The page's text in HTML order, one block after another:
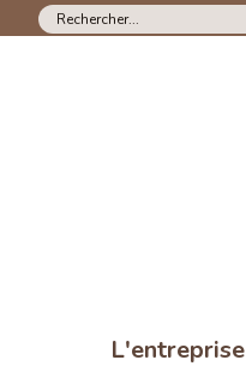
L'entreprise